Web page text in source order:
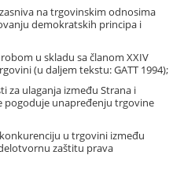
na trgovinskim odnosima
demokratskih principa i
u skladu sa članom XXIV
(u daljem tekstu: GATT 1994);
za ulaganja između Strana i
unapređenju trgovine
u trgovini između
zaštitu prava